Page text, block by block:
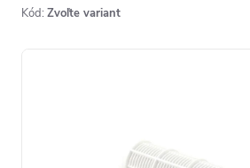
Kód: Zvoľte variant